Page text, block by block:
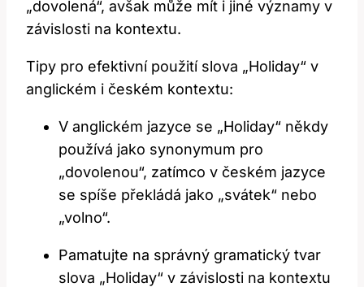
„dovolená“, avšak může mít i jiné významy v
závislosti na kontextu.
Tipy pro efektivní použití slova „Holiday“ v
anglickém i českém kontextu:
V anglickém jazyce se „Holiday“ někdy
používá jako synonymum pro
„dovolenou“, zatímco v českém jazyce
se spíše překládá jako „svátek“ nebo
„volno“.
Pamatujte na správný gramatický tvar
slova „Holiday“ v závislosti na kontextu